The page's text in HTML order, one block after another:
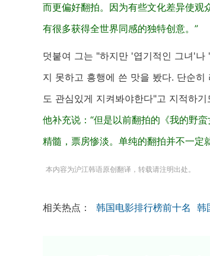
而更偏好翻拍。因为有些文化差异使观
有很多获得全世界同感的独特创意。”
덧붙여 그는 "하지만 '엽기적인 그녀'
지 못하고 흥행에 쓴 맛을 봤다. 단순
도 관심있게 지켜봐야한다"고 지적하기
他补充说：“但是以前翻拍的《我的野
精髓，票房惨淡。单纯的翻拍并不一定
本内容为沪江韩语原创翻译，转载请注明出处。
相关热点： 韩国电影排行榜前十名 韩